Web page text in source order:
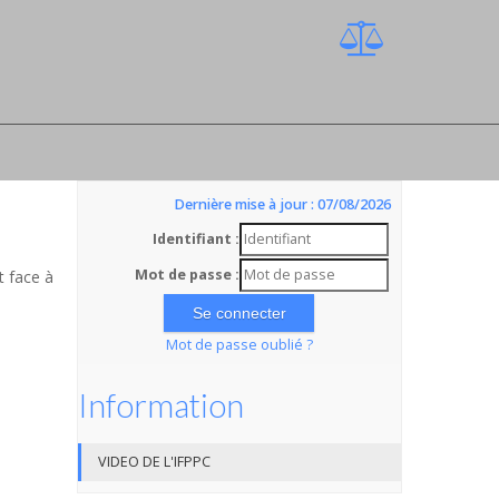
face à
Dernière mise à jour : 07/08/2026
Identifiant :
Mot de passe :
Mot de passe oublié ?
Information
VIDEO DE L'IFPPC